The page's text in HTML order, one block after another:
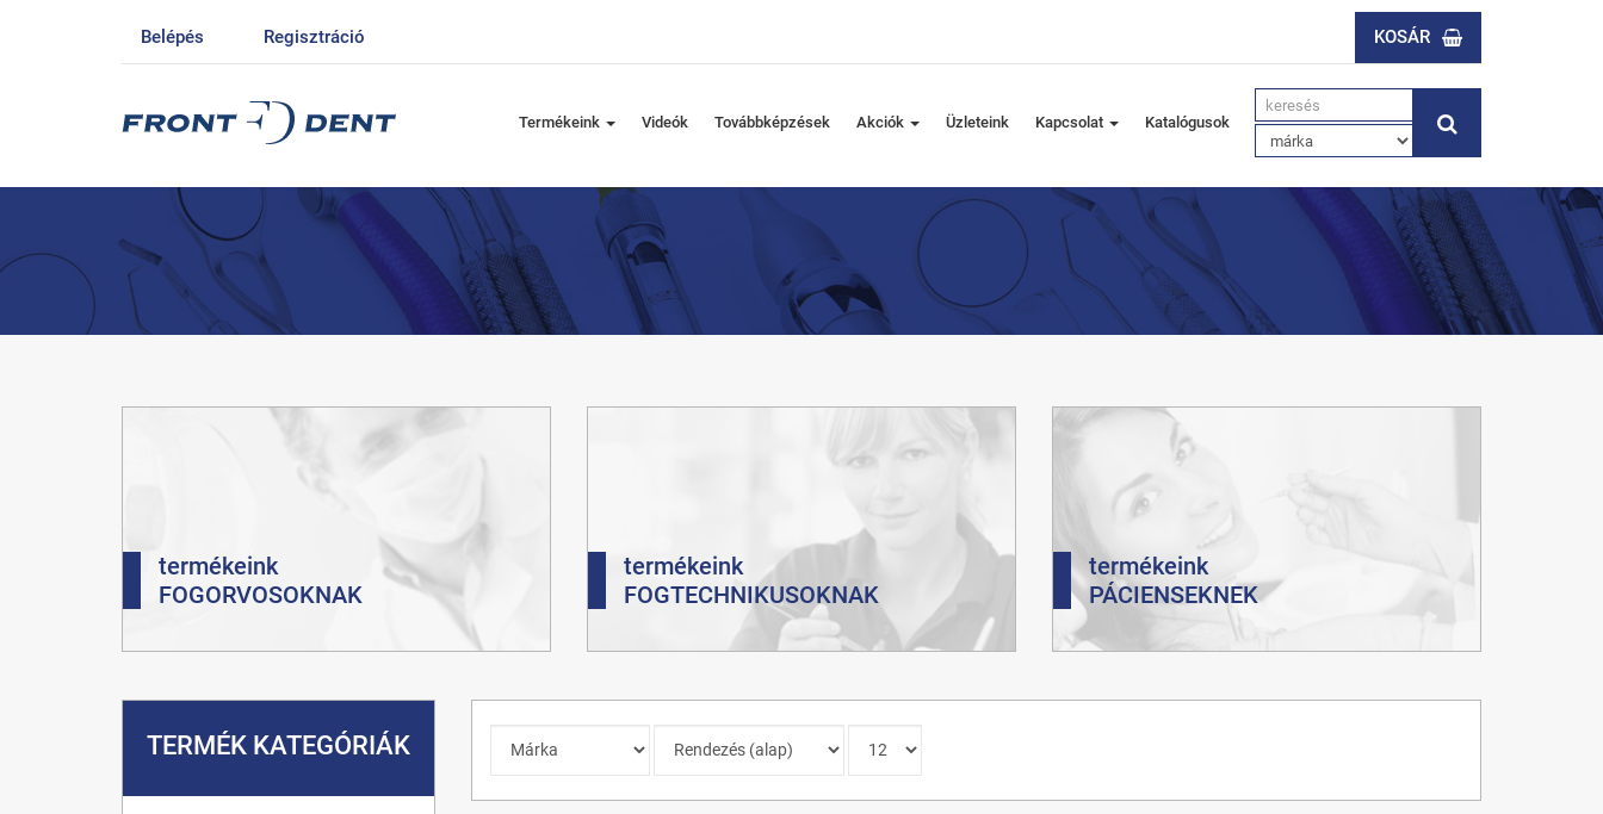
Belépés Regisztráció KOSÁR
Termékeink Videók Továbbképzések Akciók Üzleteink Kapcsolat Katalógusok
termékeink
FOGORVOSOKNAK
termékeink
FOGTECHNIKUSOKNAK
termékeink
PÁCIENSEKNEK
TERMÉK KATEGÓRIÁK